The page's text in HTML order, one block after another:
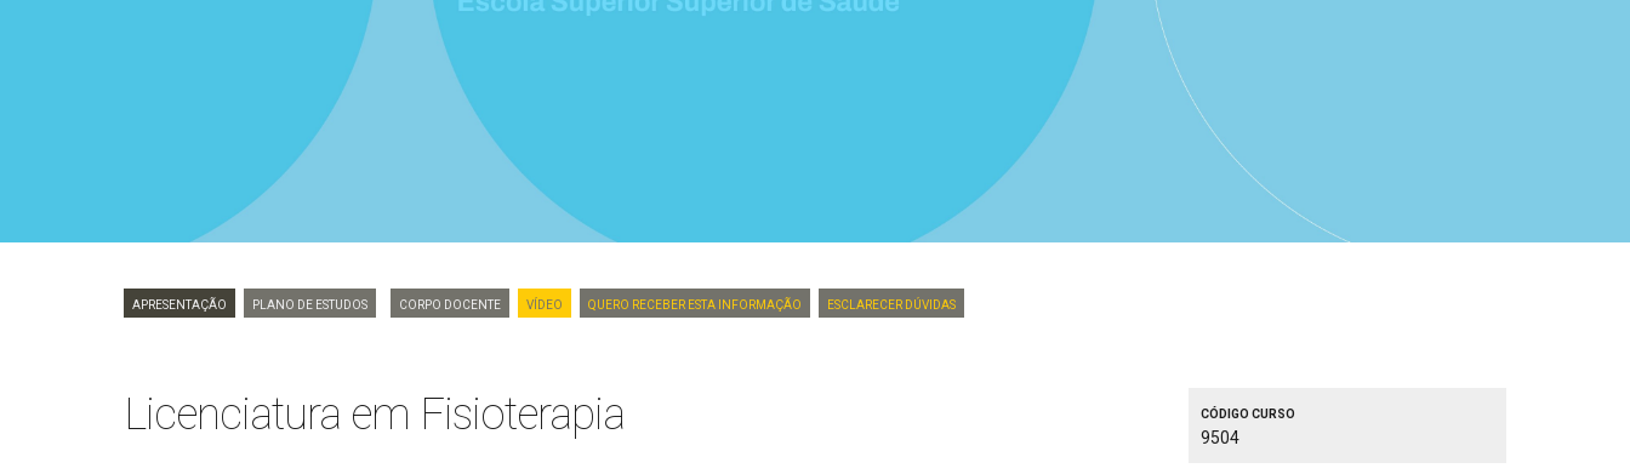
Apresentação Plano de Estudos Corpo Docente VÍDEO Quero Receber Esta Informação Esclarecer dúvidas
Licenciatura em Fisioterapia
Código curso
9504